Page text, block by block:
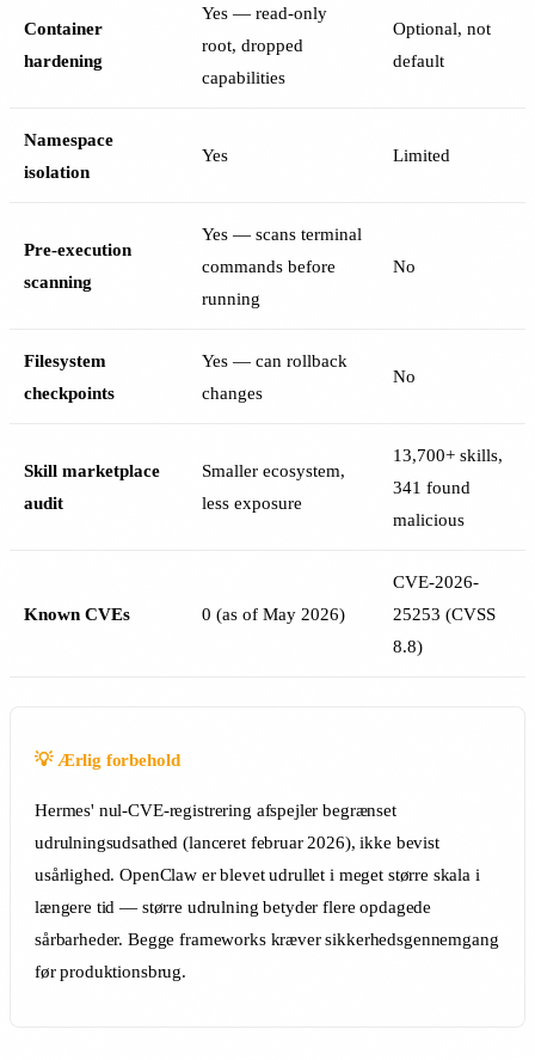
Container
hardening
Yes — read-only
root, dropped
capabilities
Optional, not
default
Namespace
isolation
Yes Limited
Pre-execution
scanning
Yes — scans terminal
commands before
running
No
Filesystem
checkpoints
Yes — can rollback
changes
No
Skill marketplace
audit
Smaller ecosystem,
less exposure
13,700+ skills,
341 found
malicious
Known CVEs 0 (as of May 2026)
CVE-2026-
25253 (CVSS
8.8)
💡 Ærlig forbehold
Hermes' nul-CVE-registrering afspejler begrænset
udrulningsudsathed (lanceret februar 2026), ikke bevist
usårlighed. OpenClaw er blevet udrullet i meget større skala i
længere tid — større udrulning betyder flere opdagede
sårbarheder. Begge frameworks kræver sikkerhedsgennemgang
før produktionsbrug.